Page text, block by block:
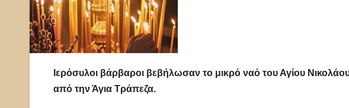
Ιερόσυλοι βάρβαροι βεβήλωσαν το μικρό ναό του Αγίου
από την Άγια Τράπεζα.